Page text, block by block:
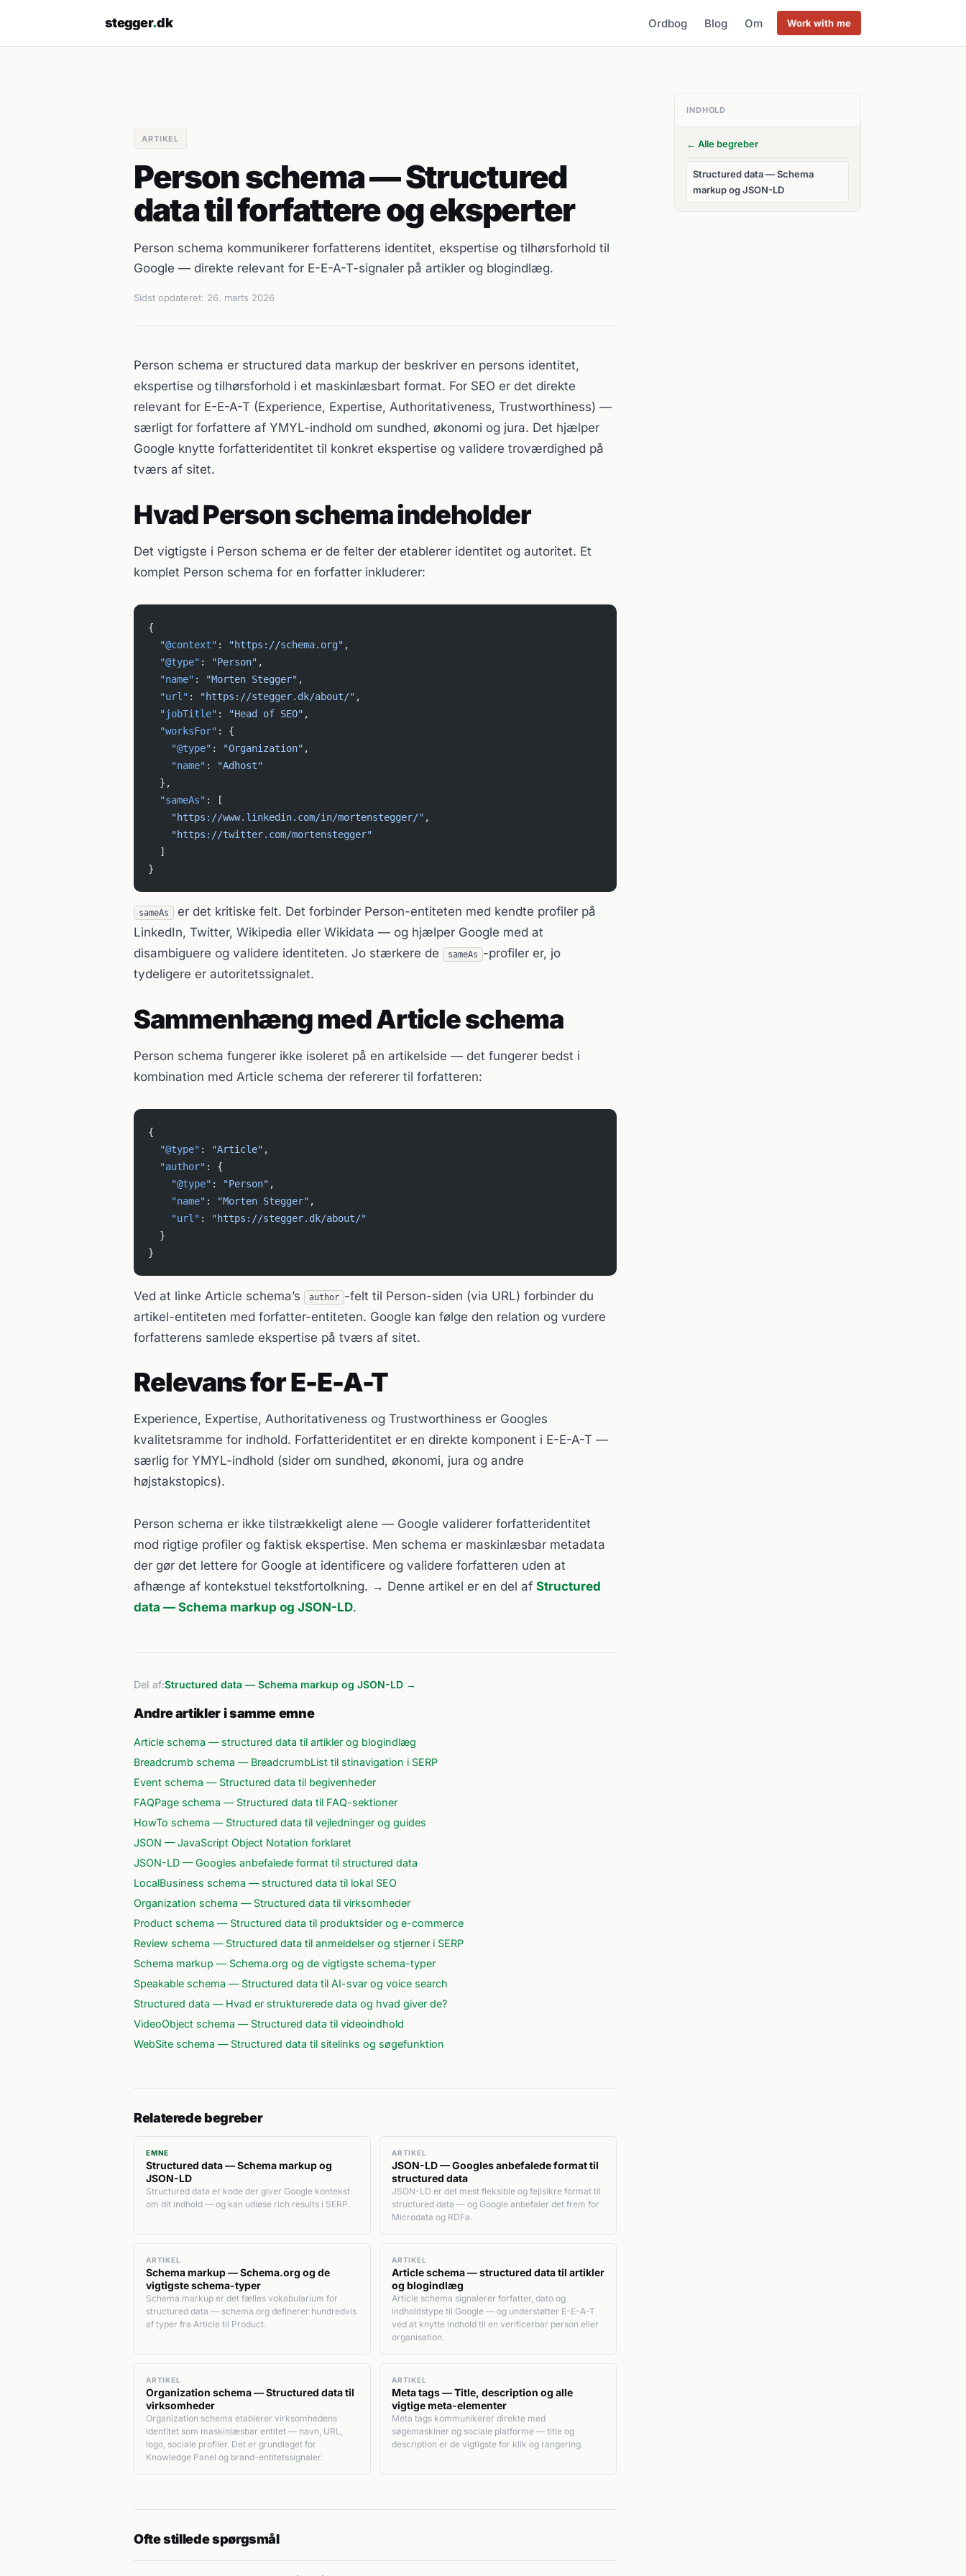
stegger.dk Ordbog Blog Om Work with me
ARTIKEL
Person schema — Structured
data til forfattere og eksperter
Person schema kommunikerer forfatterens identitet, ekspertise og tilhørsforhold til
Google — direkte relevant for E-E-A-T-signaler på artikler og blogindlæg.
Sidst opdateret: 26. marts 2026
Person schema er structured data markup der beskriver en persons identitet,
ekspertise og tilhørsforhold i et maskinlæsbart format. For SEO er det direkte
relevant for E-E-A-T (Experience, Expertise, Authoritativeness, Trustworthiness) —
særligt for forfattere af YMYL-indhold om sundhed, økonomi og jura. Det hjælper
Google knytte forfatteridentitet til konkret ekspertise og validere troværdighed på
tværs af sitet.
Hvad Person schema indeholder
Det vigtigste i Person schema er de felter der etablerer identitet og autoritet. Et
komplet Person schema for en forfatter inkluderer:
{
  "@context"
: "https://schema.org" ,
  "@type"
: "Person" ,
  "name"
: "Morten Stegger" ,
  "url"
: "https://stegger.dk/about/" ,
  "jobTitle"
: "Head of SEO" ,
  "worksFor"
: {
    "@type"
: "Organization" ,
    "name"
:
"Adhost"
  },
  "sameAs"
: [
    "https://www.linkedin.com/in/mortenstegger/"
,
    "https://twitter.com/mortenstegger"
  ]
}
sameAs
er det kritiske felt. Det forbinder Person-entiteten med kendte profiler på
LinkedIn, Twitter, Wikipedia eller Wikidata — og hjælper Google med at
disambiguere og validere identiteten. Jo stærkere de
sameAs
-profiler er, jo
tydeligere er autoritetssignalet.
Sammenhæng med Article schema
Person schema fungerer ikke isoleret på en artikelside — det fungerer bedst i
kombination med Article schema der refererer til forfatteren:
{
  "@type"
: "Article" ,
  "author"
: {
    "@type"
: "Person" ,
    "name"
: "Morten Stegger" ,
    "url"
:
"https://stegger.dk/about/"
  }
}
Ved at linke Article schema’s author -felt til Person-siden (via URL) forbinder du
artikel-entiteten med forfatter-entiteten. Google kan følge den relation og vurdere
forfatterens samlede ekspertise på tværs af sitet.
Relevans for E-E-A-T
Experience, Expertise, Authoritativeness og Trustworthiness er Googles
kvalitetsramme for indhold. Forfatteridentitet er en direkte komponent i E-E-A-T —
særlig for YMYL-indhold (sider om sundhed, økonomi, jura og andre
højstakstopics).
Person schema er ikke tilstrækkeligt alene — Google validerer forfatteridentitet
mod rigtige profiler og faktisk ekspertise. Men schema er maskinlæsbar metadata
der gør det lettere for Google at identificere og validere forfatteren uden at
afhænge af kontekstuel tekstfortolkning. → Denne artikel er en del af Structured
data — Schema markup og JSON-LD.
Del af:Structured data — Schema markup og JSON-LD →
Andre artikler i samme emne
Article schema — structured data til artikler og blogindlæg
Breadcrumb schema — BreadcrumbList til stinavigation i SERP
Event schema — Structured data til begivenheder
FAQPage schema — Structured data til FAQ-sektioner
HowTo schema — Structured data til vejledninger og guides
JSON — JavaScript Object Notation forklaret
JSON-LD — Googles anbefalede format til structured data
LocalBusiness schema — structured data til lokal SEO
Organization schema — Structured data til virksomheder
Product schema — Structured data til produktsider og e-commerce
Review schema — Structured data til anmeldelser og stjerner i SERP
Schema markup — Schema.org og de vigtigste schema-typer
Speakable schema — Structured data til AI-svar og voice search
Structured data — Hvad er strukturerede data og hvad giver de?
VideoObject schema — Structured data til videoindhold
WebSite schema — Structured data til sitelinks og søgefunktion
Relaterede begreber
EMNE
Structured data — Schema markup og
JSON-LD
Structured data er kode der giver Google kontekst
om dit indhold — og kan udløse rich results i SERP.
ARTIKEL
JSON-LD — Googles anbefalede format til
structured data
JSON-LD er det mest fleksible og fejlsikre format til
structured data — og Google anbefaler det frem for
Microdata og RDFa.
ARTIKEL
Schema markup — Schema.org og de
vigtigste schema-typer
Schema markup er det fælles vokabularium for
structured data — schema.org definerer hundredvis
af typer fra Article til Product.
ARTIKEL
Article schema — structured data til artikler
og blogindlæg
Article schema signalerer forfatter, dato og
indholdstype til Google — og understøtter E-E-A-T
ved at knytte indhold til en verificerbar person eller
organisation.
ARTIKEL
Organization schema — Structured data til
virksomheder
Organization schema etablerer virksomhedens
identitet som maskinlæsbar entitet — navn, URL,
logo, sociale profiler. Det er grundlaget for
Knowledge Panel og brand-entitetssignaler.
ARTIKEL
Meta tags — Title, description og alle
vigtige meta-elementer
Meta tags kommunikerer direkte med
søgemaskiner og sociale platforme — title og
description er de vigtigste for klik og rangering.
Ofte stillede spørgsmål
INDHOLD
← Alle begreber
Structured data — Schema
markup og JSON-LD